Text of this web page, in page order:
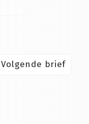
Volgende brief